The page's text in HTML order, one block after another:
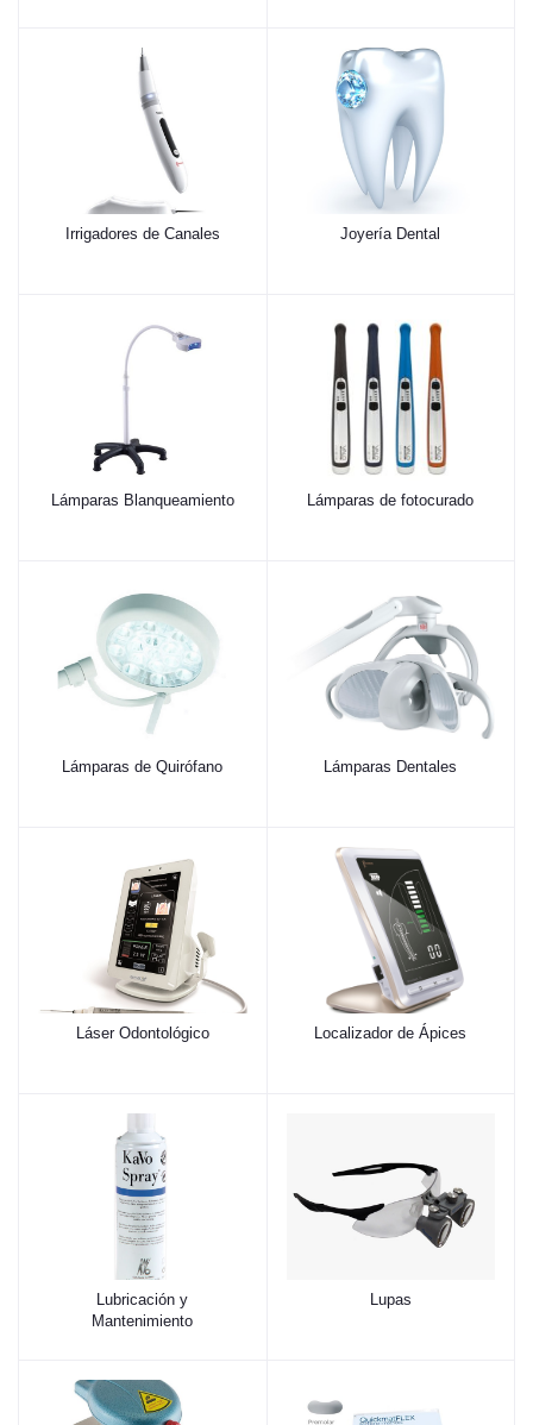
Irrigadores de Canales Joyería Dental
Lámparas Blanqueamiento Lámparas de fotocurado
Lámparas de Quirófano Lámparas Dentales
Láser Odontológico Localizador de Ápices
Lubricación y
Mantenimiento
Lupas